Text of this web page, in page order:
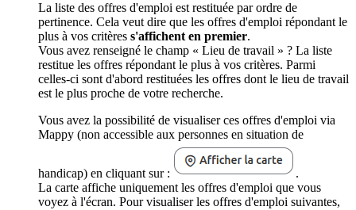
La liste des offres d'emploi est restituée par ordre de
pertinence. Cela veut dire que les offres d'emploi répondant le
plus à vos critères s'affichent en premier.
Vous avez renseigné le champ « Lieu de travail » ? La liste
restitue les offres répondant le plus à vos critères. Parmi
celles-ci sont d'abord restituées les offres dont le lieu de travail
est le plus proche de votre recherche.
Vous avez la possibilité de visualiser ces offres d'emploi via
Mappy (non accessible aux personnes en situation de
handicap) en cliquant sur :
.
La carte affiche uniquement les offres d'emploi que vous
voyez à l'écran. Pour visualiser les offres d'emploi suivantes,